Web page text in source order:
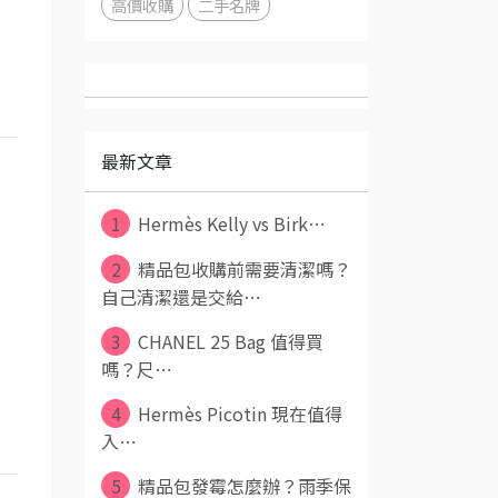
高價收購 二手名牌
最新文章
1
Hermès Kelly vs Birk⋯
2
精品包收購前需要清潔嗎？
自己清潔還是交給⋯
3
CHANEL 25 Bag 值得買
嗎？尺⋯
4
Hermès Picotin 現在值得
入⋯
5
精品包發霉怎麼辦？雨季保